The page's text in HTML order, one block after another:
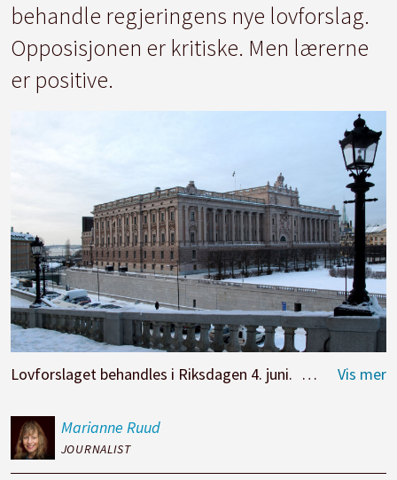
behandle regjeringens nye lovforslag.
Opposisjonen er kritiske. Men lærerne
er positive.
Lovforslaget behandles i Riksdagen 4. juni. Foto:
Marianne Ruud
JOURNALIST